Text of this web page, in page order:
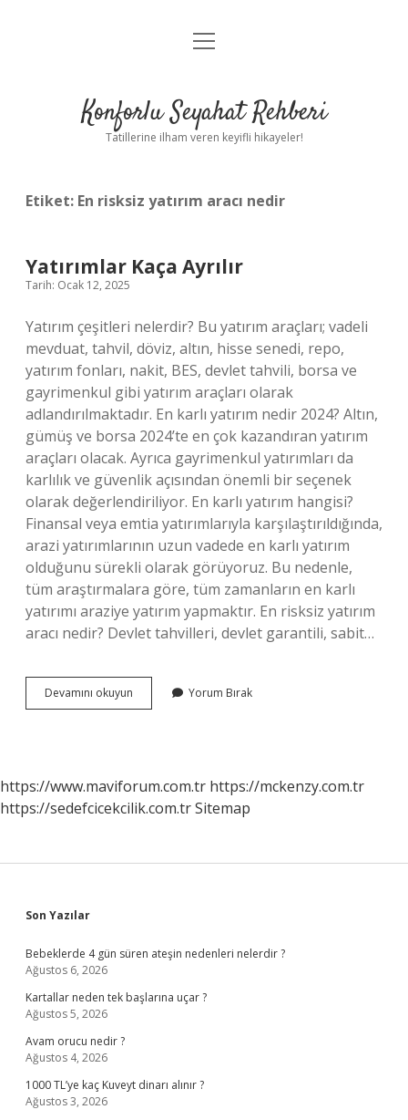
Anasayfa
Yasal Uyarı
menüyü
Konforlu Seyahat Rehberi
Tatillerine ilham veren keyifli hikayeler!
Etiket: En risksiz yatırım aracı nedir
Yatırımlar Kaça Ayrılır
Tarih: Ocak 12, 2025
Yatırım çeşitleri nelerdir? Bu yatırım araçları; vadeli
mevduat, tahvil, döviz, altın, hisse senedi, repo,
yatırım fonları, nakit, BES, devlet tahvili, borsa ve
gayrimenkul gibi yatırım araçları olarak
adlandırılmaktadır. En karlı yatırım nedir 2024? Altın,
gümüş ve borsa 2024’te en çok kazandıran yatırım
araçları olacak. Ayrıca gayrimenkul yatırımları da
karlılık ve güvenlik açısından önemli bir seçenek
olarak değerlendiriliyor. En karlı yatırım hangisi?
Finansal veya emtia yatırımlarıyla karşılaştırıldığında,
arazi yatırımlarının uzun vadede en karlı yatırım
olduğunu sürekli olarak görüyoruz. Bu nedenle,
tüm araştırmalara göre, tüm zamanların en karlı
yatırımı araziye yatırım yapmaktır. En risksiz yatırım
aracı nedir? Devlet tahvilleri, devlet garantili, sabit…
Devamını okuyun Yatırımlar
Kaça
Yorum Bırak
https://www.maviforum.com.tr https://mckenzy.com.tr
https://sedefcicekcilik.com.trSitemap
Sidebar
Son Yazılar
Bebeklerde 4 gün süren ateşin nedenleri nelerdir ?
Ağustos 6, 2026
Kartallar neden tek başlarına uçar ?
Ağustos 5, 2026
Avam orucu nedir ?
Ağustos 4, 2026
1000 TL’ye kaç Kuveyt dinarı alınır ?
Ağustos 3, 2026